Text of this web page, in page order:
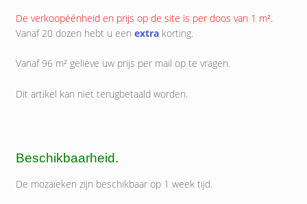
De verkoopéénheid en prijs op de site is per doos van 1 m².
Vanaf 20 dozen hebt u een extrakorting.
Vanaf 96 m² gelieve uw prijs per mail op te vragen.
Dit artikel kan niet terugbetaald worden.
Beschikbaarheid.
De mozaïeken zijn beschikbaar op 1 week tijd.